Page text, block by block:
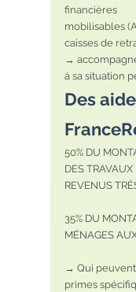
financières
mobilisables
caisses de
→
à sa situation
Des
50% DU
DES
REVENUS
35% DU
MÉNAGES
→ Qui
primes